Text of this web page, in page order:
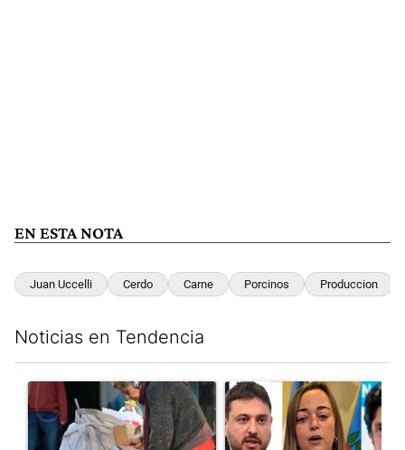
EN ESTA NOTA
Juan Uccelli Cerdo Carne Porcinos Produccion
Noticias en Tendencia
Un artículo de tendencia con el título "Para el Gobierno, la
Un artículo de tendencia con